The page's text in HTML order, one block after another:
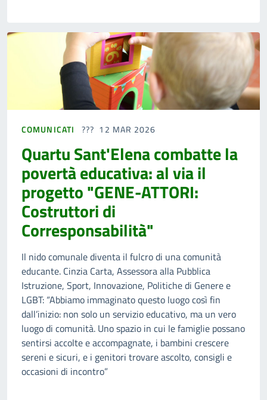
COMUNICATI 12 MAR 2026
Quartu Sant'Elena combatte la
povertà educativa: al via il
progetto "GENE-ATTORI:
Costruttori di
Corresponsabilità"
Il nido comunale diventa il fulcro di una comunità
educante. Cinzia Carta, Assessora alla Pubblica
Istruzione, Sport, Innovazione, Politiche di Genere e
LGBT: “Abbiamo immaginato questo luogo così fin
dall’inizio: non solo un servizio educativo, ma un vero
luogo di comunità. Uno spazio in cui le famiglie possano
sentirsi accolte e accompagnate, i bambini crescere
sereni e sicuri, e i genitori trovare ascolto, consigli e
occasioni di incontro”